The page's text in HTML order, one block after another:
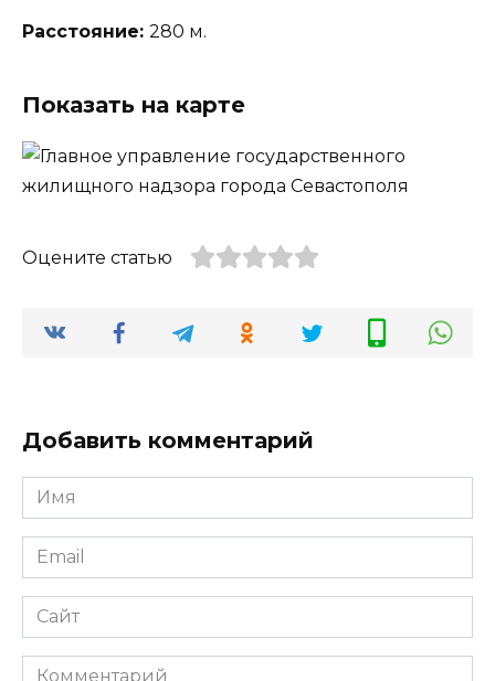
Расстояние: 280 м.
Показать на карте
Оцените статью
Добавить комментарий
Имя
*
Email
*
Сайт
Комментарий